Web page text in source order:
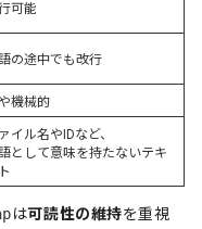
可能
の途中でも改行
機械的
イル名やIDなど、
として意味を持たないテキ
は可読性の維持を重視